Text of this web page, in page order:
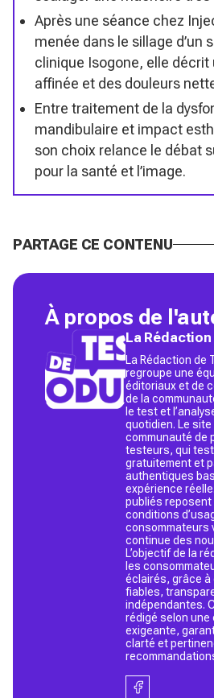
Après une séance chez
menée dans le sillage d’un
clinique Isogone, elle décrit
affinée et des douleurs
Entre traitement de la
mandibulaire et impact
son choix relance le débat
pour la santé et l’image.
PARTAGE CE CONTENU
À propos de
La Rédaction
La Rédaction
regroupe une
éditoriaux et de
de la
le test et
quotidien. Le site
communauté de
testeurs, qui
gratuitement et
authentiques
expérience
publiés
conditions
consommateurs
continue des
L’objectif de la
les
éclairés, grâce
fiables,
indépendantes.
rédigé selon
exigeante,
clarté et